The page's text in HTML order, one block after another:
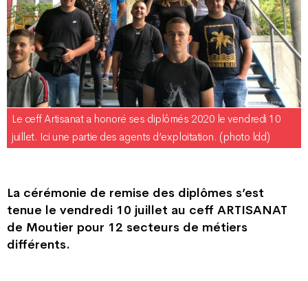
Le ceff Artisanat a honoré ses diplômés 2020 le vendredi 10
juillet. Ici une partie des agents d’exploitation. (photo ldd)
La cérémonie de remise des diplômes s’est
tenue le vendredi 10 juillet au ceff ARTISANAT
de Moutier pour 12 secteurs de métiers
différents.